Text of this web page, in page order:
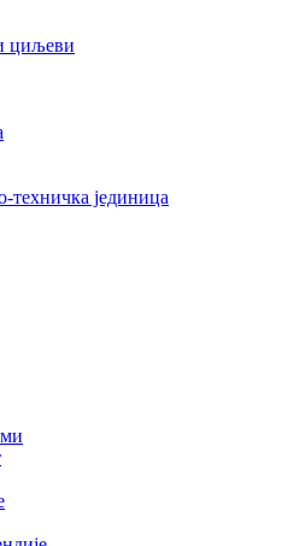
циљеви
техничка јединица